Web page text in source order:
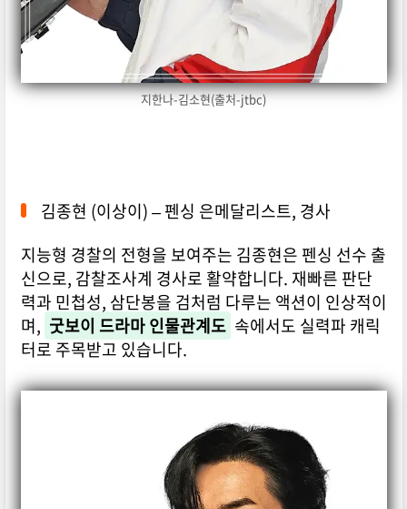
지한나-김소현(출처-jtbc)
김종현 (이상이) – 펜싱 은메달리스트, 경사
지능형 경찰의 전형을 보여주는 김종현은 펜싱 선수 출
신으로, 감찰조사계 경사로 활약합니다. 재빠른 판단
력과 민첩성, 삼단봉을 검처럼 다루는 액션이 인상적이
며, 굿보이 드라마 인물관계도 속에서도 실력파 캐릭
터로 주목받고 있습니다.